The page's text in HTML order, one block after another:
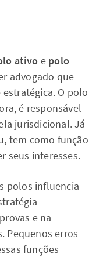
ativo e polo
advogado que
O polo
é responsável
jurisdicional. Já
tem como função
seus interesses.
polos influencia
e na
Pequenos erros
funções